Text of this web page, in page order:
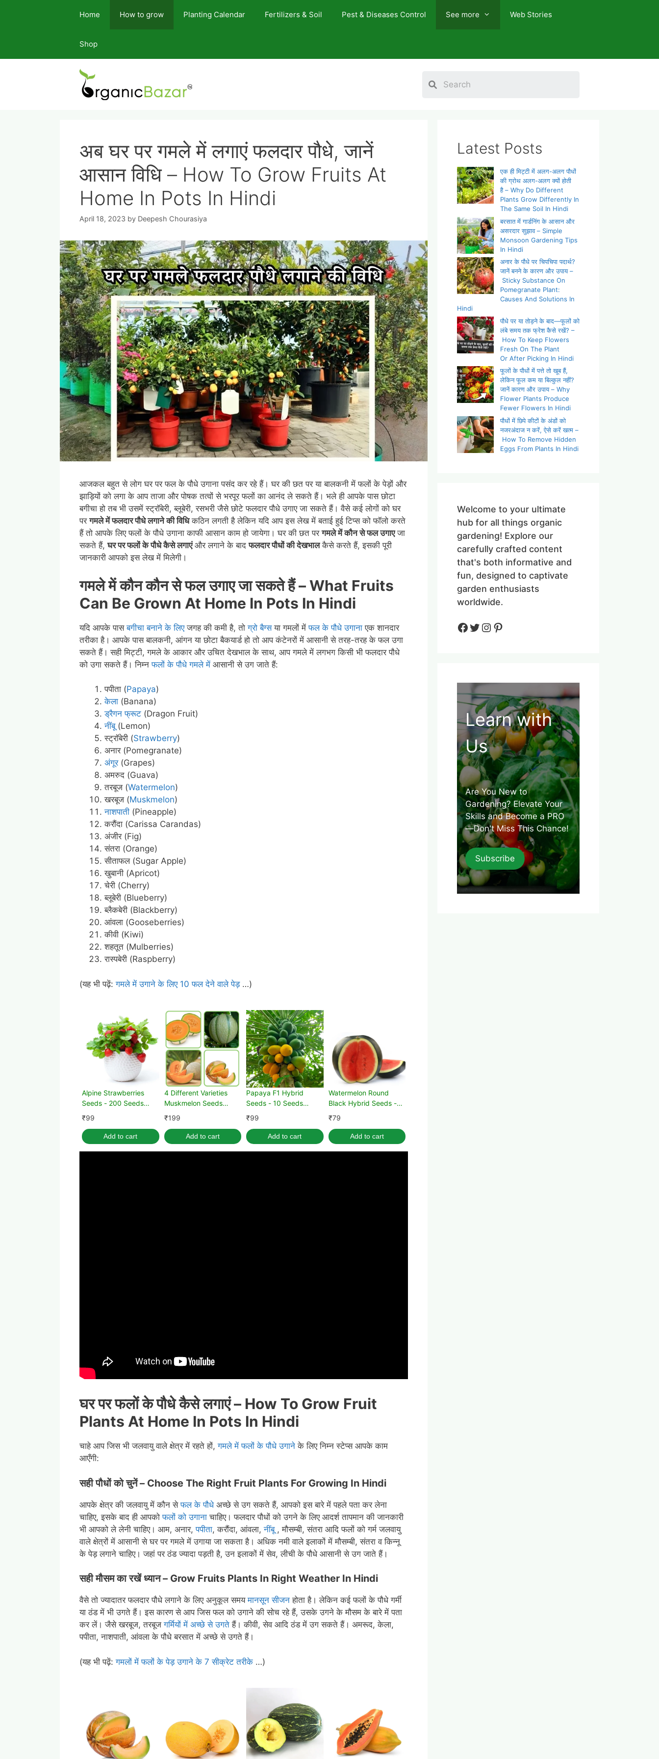
Home How to grow Planting Calendar Fertilizers & Soil Pest & Diseases Control See more Web Stories
Shop
अब घर पर गमले में लगाएं फलदार पौधे, जानें
आसान विधि – How To Grow Fruits At
Home In Pots In Hindi
April 18, 2023 by Deepesh Chourasiya
आजकल बहुत से लोग घर पर फल के पौधे उगाना पसंद कर रहे हैं। घर की छत पर या बालकनी में फलों के पेड़ों और
झाड़ियों को लगा के आप ताजा और पोषक तत्वों से भरपूर फलों का आनंद ले सकते हैं। भले ही आपके पास छोटा
बगीचा हो तब भी उसमें स्ट्रॉबेरी, ब्लूबेरी, रसभरी जैसे छोटे फलदार पौधे उगाए जा सकते हैं। वैसे कई लोगों को घर
परगमले में फलदार पौधे लगाने की विधिकठिन लगती है लेकिन यदि आप इस लेख में बताई हुई टिप्स को फॉलो करते
हैं तो आपके लिए फलों के पौधे उगाना काफी आसान काम हो जायेगा। घर की छत परगमले में कौन से फल उगाएजा
सकते हैं,घर पर फलों के पौधे कैसे लगाएंऔर लगाने के बादफलदार पौधों की देखभालकैसे करते हैं, इसकी पूरी
जानकारी आपको इस लेख में मिलेगी।
गमले में कौन कौन से फल उगाए जा सकते हैं – What Fruits
Can Be Grown At Home In Pots In Hindi
यदि आपके पासबगीचा बनाने के लिएजगह की कमी है, तोग्रो बैग्सया गमलों मेंफल के पौधे उगाना एक शानदार
तरीका है। आपके पास बालकनी, आंगन या छोटा बैकयार्ड हो तो आप कंटेनरों में आसानी से तरह-तरह के फल उगा
सकते हैं। सही मिट्टी, गमले के आकार और उचित देखभाल के साथ, आप गमले में लगभग किसी भी फलदार पौधे
को उगा सकते हैं। निम्नफलों के पौधे गमले में आसानी से उग जाते हैं:
पपीता (Papaya)
केला (Banana)
ड्रैगन फ्रूट (Dragon Fruit)
नींबू(Lemon)
स्ट्रॉबेरी (Strawberry)
अनार (Pomegranate)
अंगूर(Grapes)
अमरुद (Guava)
तरबूज (Watermelon)
खरबूज (Muskmelon)
नाशपाती (Pineapple)
करौंदा (Carissa Carandas)
अंजीर (Fig)
संतरा (Orange)
सीताफल (Sugar Apple)
खुबानी (Apricot)
चेरी (Cherry)
ब्लूबेरी (Blueberry)
ब्लैकबेरी (Blackberry)
आंवला (Gooseberries)
कीवी (Kiwi)
शहतूत (Mulberries)
रास्पबेरी (Raspberry)
(यह भी पढ़ें:गमले में उगाने के लिए 10 फल देने वाले पेड़ …)
Alpine Strawberries
Seeds - 200 Seeds
(अल्पाइन स्ट्रॉबेरी के बीज)
₹99
Add to cart
4 Different Varieties
Muskmelon Seeds
Combo Pack
₹199
Add to cart
Papaya F1 Hybrid
Seeds - 10 Seeds
(Papita ke beej/पपीता के
₹99
Add to cart
Watermelon Round
Black Hybrid Seeds -
12 Seeds (Tarbooj/तरबूज
₹79
Add to cart
घर पर फलों के पौधे कैसे लगाएं – How To Grow Fruit
Plants At Home In Pots In Hindi
चाहे आप जिस भी जलवायु वाले क्षेत्र में रहते हों,गमले में फलों के पौधे उगाने के लिए निम्न स्टेप्स आपके काम
आएँगी:
सही पौधों को चुनें – Choose The Right Fruit Plants For Growing In Hindi
आपके क्षेत्र की जलवायु में कौन सेफल के पौधेअच्छे से उग सकते हैं, आपको इस बारे में पहले पता कर लेना
चाहिए, इसके बाद ही आपकोफलों को उगाना चाहिए। फलदार पौधों को उगने के लिए आदर्श तापमान की जानकारी
भी आपको ले लेनी चाहिए। आम, अनार,पपीता, करौंदा, आंवला,नींबू, मौसम्बी, संतरा आदि फलों को गर्म जलवायु
वाले क्षेत्रों में आसानी से घर पर गमले में उगाया जा सकता है। अधिक नमी वाले इलाकों में मौसम्बी, संतरा व किन्नू
के पेड़ लगाने चाहिए। जहां पर ठंड ज्यादा पड़ती है, उन इलाकों में सेव, लीची के पौधे आसानी से उग जाते हैं।
सही मौसम का रखें ध्यान – Grow Fruits Plants In Right Weather In Hindi
वैसे तो ज्यादातर फलदार पौधे लगाने के लिए अनुकूल समयमानसून सीजन होता है। लेकिन कई फलों के पौधे गर्मी
या ठंड में भी उगते हैं। इस कारण से आप जिस फल को उगाने की सोच रहे हैं, उसके उगने के मौसम के बारे में पता
कर लें। जैसे खरबूज, तरबूजगर्मियों में अच्छे से उगते हैं। कीवी, सेव आदि ठंड में उग सकते हैं। अमरूद, केला,
पपीता, नाशपाती, आंवला के पौधे बरसात में अच्छे से उगते हैं।
(यह भी पढ़ें:गमलों में फलों के पेड़ उगाने के 7 सीक्रेट तरीके …)
Latest Posts
एक ही मिट्टी में अलग-अलग पौधों
की ग्रोथ अलग-अलग क्यों होती
है – Why Do Different
Plants Grow Differently In
The Same Soil In Hindi
बरसात में गार्डनिंग के आसान और
असरदार सुझाव – Simple
Monsoon Gardening Tips
In Hindi
अनार के पौधे पर चिपचिपा पदार्थ?
जानें बनने के कारण और उपाय –
Sticky Substance On
Pomegranate Plant:
Causes And Solutions In
Hindi
पौधे पर या तोड़ने के बाद—फूलों को
लंबे समय तक फ्रेश कैसे रखें? –
How To Keep Flowers
Fresh On The Plant
Or After Picking In Hindi
फूलों के पौधों में पत्ते तो खूब हैं,
लेकिन फूल कम या बिल्कुल नहीं?
जानें कारण और उपाय – Why
Flower Plants Produce
Fewer Flowers In Hindi
पौधों में छिपे कीटों के अंडों को
नजरअंदाज न करें, ऐसे करें खत्म –
How To Remove Hidden
Eggs From Plants In Hindi
Welcome to your ultimate
hub for all things organic
gardening! Explore our
carefully crafted content
that's both informative and
fun, designed to captivate
garden enthusiasts
worldwide.
Facebook
Twitter
Instagram
Pinteres
Learn with
Us
Are You New to
Gardening? Elevate Your
Skills and Become a PRO
—Don't Miss This Chance!
Subscribe